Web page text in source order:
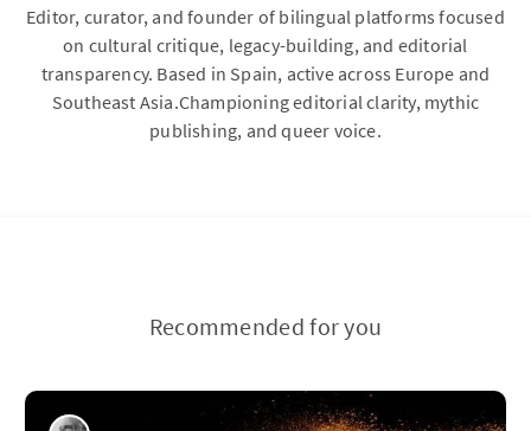
Editor, curator, and founder of bilingual platforms focused
on cultural critique, legacy-building, and editorial
transparency. Based in Spain, active across Europe and
Southeast Asia.Championing editorial clarity, mythic
publishing, and queer voice.
Recommended for you